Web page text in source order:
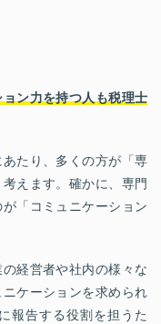
ン力を持つ人も税理士
たり、多くの方が「専
えます。確かに、専門
「コミュニケーション
経営者や社内の様々な
ケーションを求められ
報告する役割を担うた